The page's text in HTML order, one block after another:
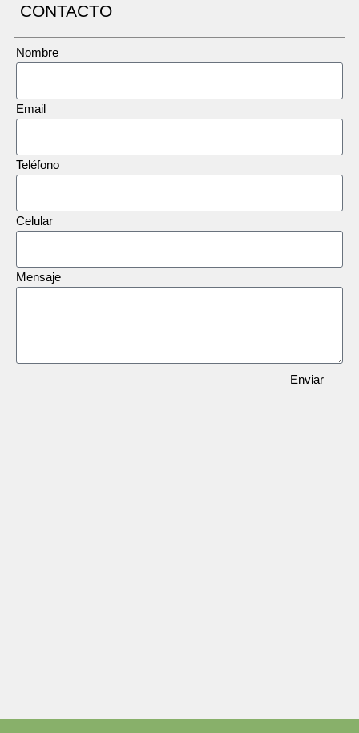
CONTACTO
Nombre
Email
Teléfono
Celular
Mensaje
Enviar